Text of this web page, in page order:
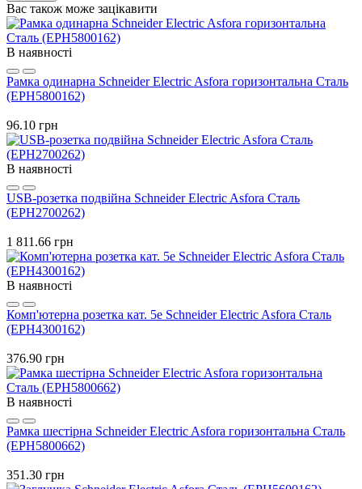
Вас також може зацікавити
В наявності
Рамка одинарна Schneider Electric Asfora горизонтальна Сталь
(EPH5800162)
96.10 грн
В наявності
USB-розетка подвійна Schneider Electric Asfora Сталь
(EPH2700262)
1 811.66 грн
В наявності
Комп'ютерна розетка кат. 5e Schneider Electric Asfora Сталь
(EPH4300162)
376.90 грн
В наявності
Рамка шестірна Schneider Electric Asfora горизонтальна Сталь
(EPH5800662)
351.30 грн